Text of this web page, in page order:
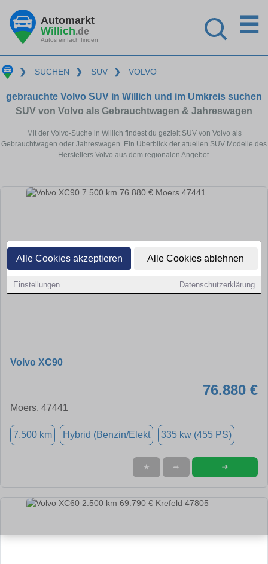
Alle Cookies akzeptieren Alle Cookies ablehnen
Einstellungen Datenschutzerklärung
Automarkt
Willich.de
Autos einfach finden
☰
❯ SUCHEN ❯ SUV ❯ VOLVO
gebrauchte Volvo SUV in Willich und im Umkreis suchen
SUV von Volvo als Gebrauchtwagen & Jahreswagen
Mit der Volvo-Suche in Willich findest du gezielt SUV von Volvo als
Gebrauchtwagen oder Jahreswagen. Ein Überblick der atuellen SUV Modelle des
Herstellers Volvo aus dem regionalen Angebot.
Volvo XC90
76.880 €
Moers, 47441
7.500 km Hybrid (Benzin/Elekt 335 kw (455 PS)
★ ➦ ➜